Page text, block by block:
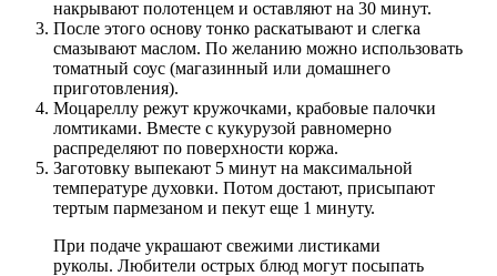
накрывают полотенцем и оставляют на 30 минут.
После этого основу тонко раскатывают и слегка
смазывают маслом. По желанию можно использовать
томатный соус (магазинный или домашнего
приготовления).
Моцареллу режут кружочками, крабовые палочки
ломтиками. Вместе с кукурузой равномерно
распределяют по поверхности коржа.
Заготовку выпекают 5 минут на максимальной
температуре духовки. Потом достают, присыпают
тертым пармезаном и пекут еще 1 минуту.
При подаче украшают свежими листиками
руколы. Любители острых блюд могут посыпать